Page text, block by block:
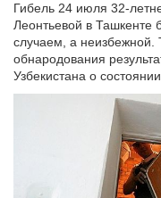
Гибель 24 июля 32-
Леонтьевой в Ташкенте
случаем, а неизбежной.
обнародования
Узбекистана о